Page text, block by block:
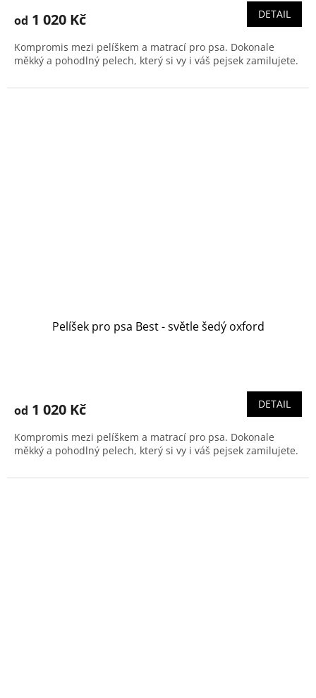
od 1 020 Kč DETAIL
Kompromis mezi pelíškem a matrací pro psa. Dokonale
měkký a pohodlný pelech, který si vy i váš pejsek zamilujete.
Pelíšek pro psa Best - světle šedý oxford
od 1 020 Kč DETAIL
Kompromis mezi pelíškem a matrací pro psa. Dokonale
měkký a pohodlný pelech, který si vy i váš pejsek zamilujete.